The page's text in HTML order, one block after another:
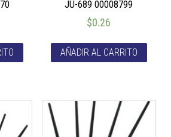
JU-689 00008799
$0.26
AÑADIR AL CARRITO